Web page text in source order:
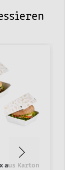
aus Karton